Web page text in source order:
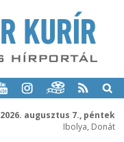
2026. augusztus 7., péntek
Ibolya, Donát